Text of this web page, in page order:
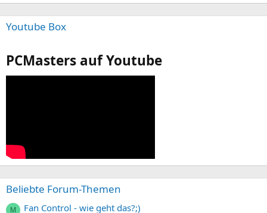
Youtube Box
PCMasters auf Youtube
Beliebte Forum-Themen
M Fan Control - wie geht das?;)